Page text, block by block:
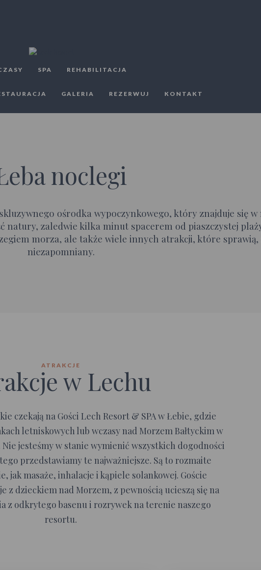
SPA REHABILITACJA
GALERIA REZERWUJ KONTAKT
noclegi
ośrodka wypoczynkowego, który znajduje się w
zaledwie kilka minut spacerem od piaszczystej
morza, ale także wiele innych atrakcji, które sprawią,
niezapomniany.
ATRAKCJE
w Lechu
czekają na Gości Lech Resort & SPA w Łebie, gdzie
letniskowych lub wczasy nad Morzem Bałtyckim w
jesteśmy w stanie wymienić wszystkich dogodności
przedstawiamy te najważniejsze. Są to rozmaite
jak masaże, inhalacje i kąpiele solankowej. Goście
z dzieckiem nad Morzem, z pewnością ucieszą się na
z odkrytego basenu i rozrywek na terenie naszego
resortu.